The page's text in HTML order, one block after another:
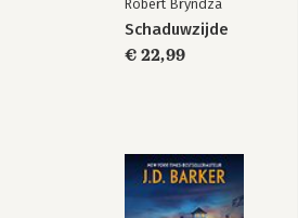
Robert Bryndza
Schaduwzijde
€ 22,99